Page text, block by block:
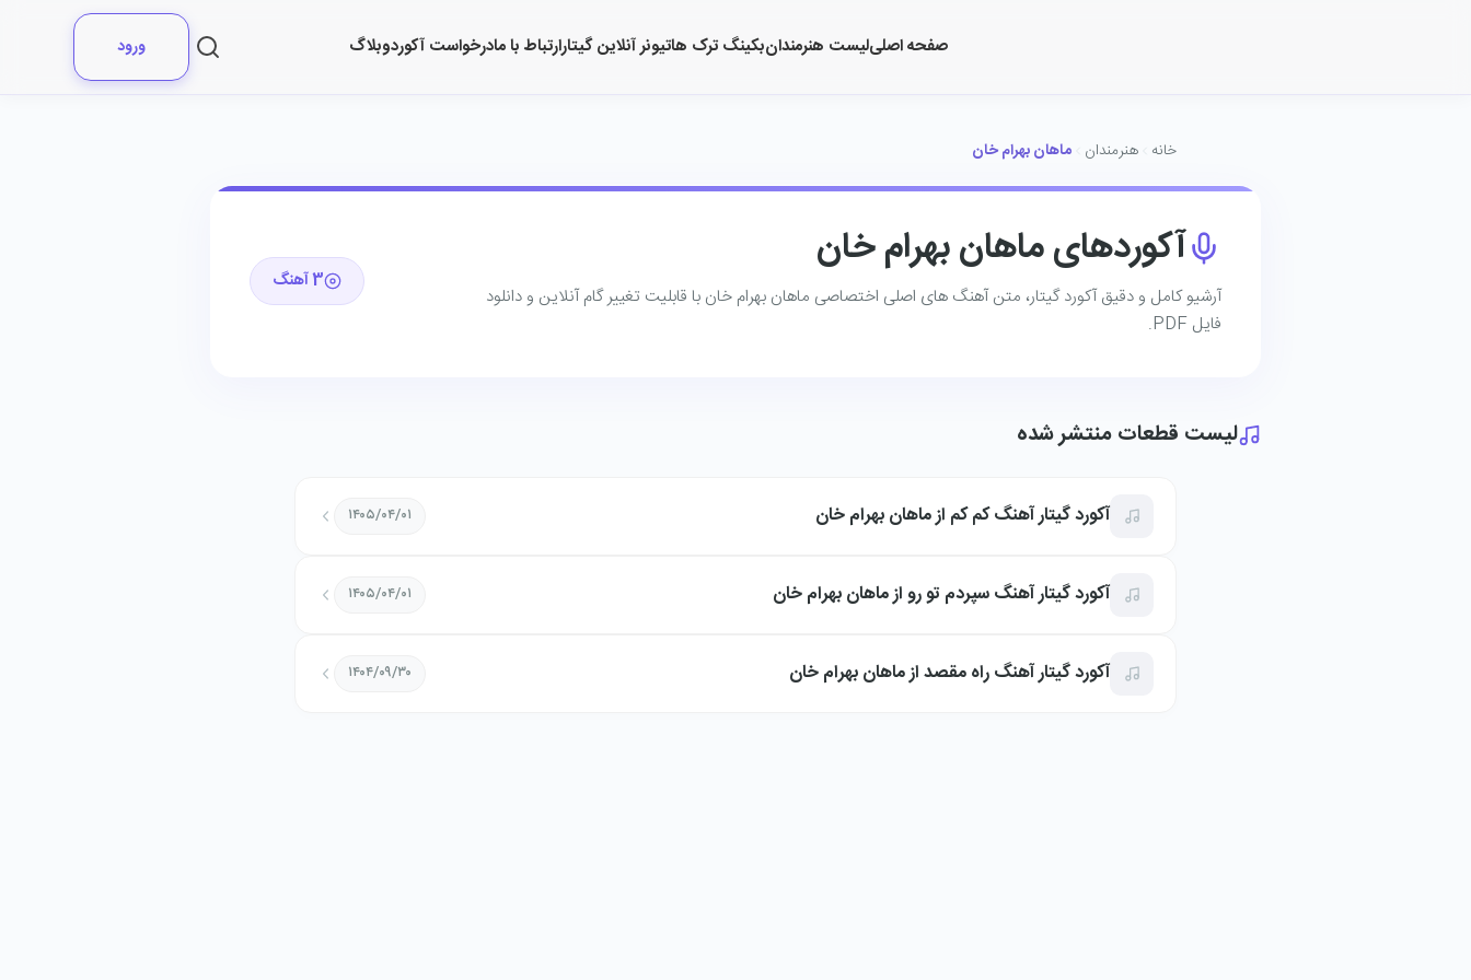
صفحه اصلیلیست هنرمندانبکینگ ترک هاتیونر آنلاین گیتارارتباط با مادرخواست آکوردوبلاگ ورود
خانه هنرمندان ماهان بهرام خان
آکوردهای ماهان بهرام خان
آرشیو کامل و دقیق آکورد گیتار، متن آهنگ ‌های اصلی اختصاصی ماهان بهرام خان با قابلیت تغییر گام آنلاین و دانلود
فایل PDF.
3 آهنگ
لیست قطعات منتشر شده
آکورد گیتار آهنگ کم کم از ماهان بهرام خان ۱۴۰۵/۰۴/۰۱
آکورد گیتار آهنگ سپردم تو رو از ماهان بهرام خان ۱۴۰۵/۰۴/۰۱
آکورد گیتار آهنگ راه مقصد از ماهان بهرام خان ۱۴۰۴/۰۹/۳۰